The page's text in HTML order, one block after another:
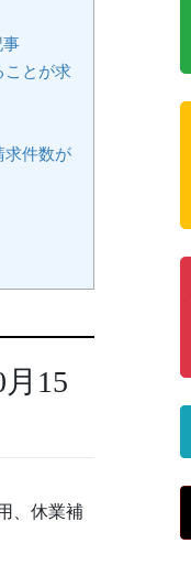
事
ことが求
求件数が
15
、休業補